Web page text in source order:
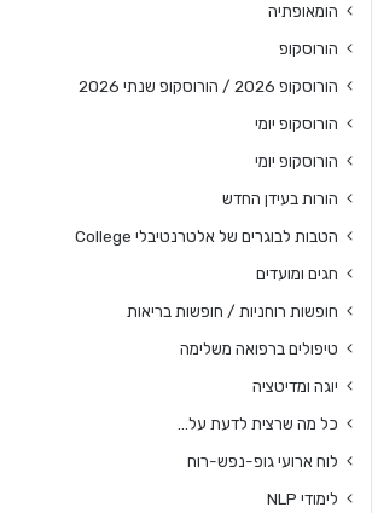
הומאופתיה
הורוסקופ
הורוסקופ 2026 / הורוסקופ שנתי 2026
הורוסקופ יומי
הורוסקופ יומי
הורות בעידן החדש
הטבות לבוגרים של אלטרנטיבלי College
חגים ומועדים
חופשות רוחניות / חופשות בריאות
טיפולים ברפואה משלימה
יוגה ומדיטציה
כל מה שרצית לדעת על…
לוח ארועי גופ-נפש-רוח
לימודי NLP